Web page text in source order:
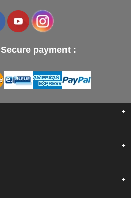
Secure payment :
+
+
+